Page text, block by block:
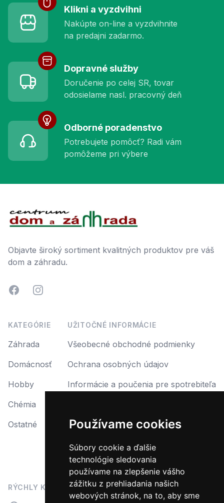
Používame cookies
Súbory cookie a ďalšie
technológie sledovania
používame na zlepšenie vášho
zážitku z prehliadania našich
webových stránok, na to, aby sme
Služby pre vásKlikni a vyzdvihni
Nakúpte on-line a vyzdvihnite
na predajni zadarmo.
Dopravné služby
Doručenie po celej SR, tovar
odosielame nasl. pracovný deň
Odborné poradenstvo
Potrebujete pomôcť? Radi vám
pomôžeme pri výbere
Objavte široký sortiment kvalitných produktov pre váš
dom a záhradu.
FacebookInstagram
KATEGÓRIE
Záhrada
Domácnosť
Hobby
Chémia
Ostatné
UŽITOČNÉ INFORMÁCIE
Všeobecné obchodné podmienky
Ochrana osobných údajov
Informácie a poučenia pre spotrebiteľa
Reklamačný protokol
Formulár na odstúpenie od zmluvy
Odstúpiť od zmluvy tu
RÝCHLY KONTAKT